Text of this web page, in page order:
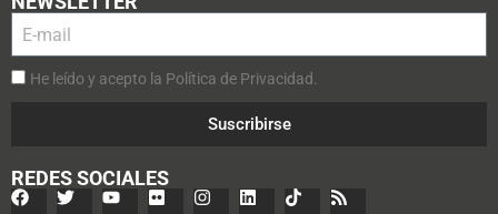
He leído y acepto la Política de Privacidad.
Suscribirse
REDES SOCIALES